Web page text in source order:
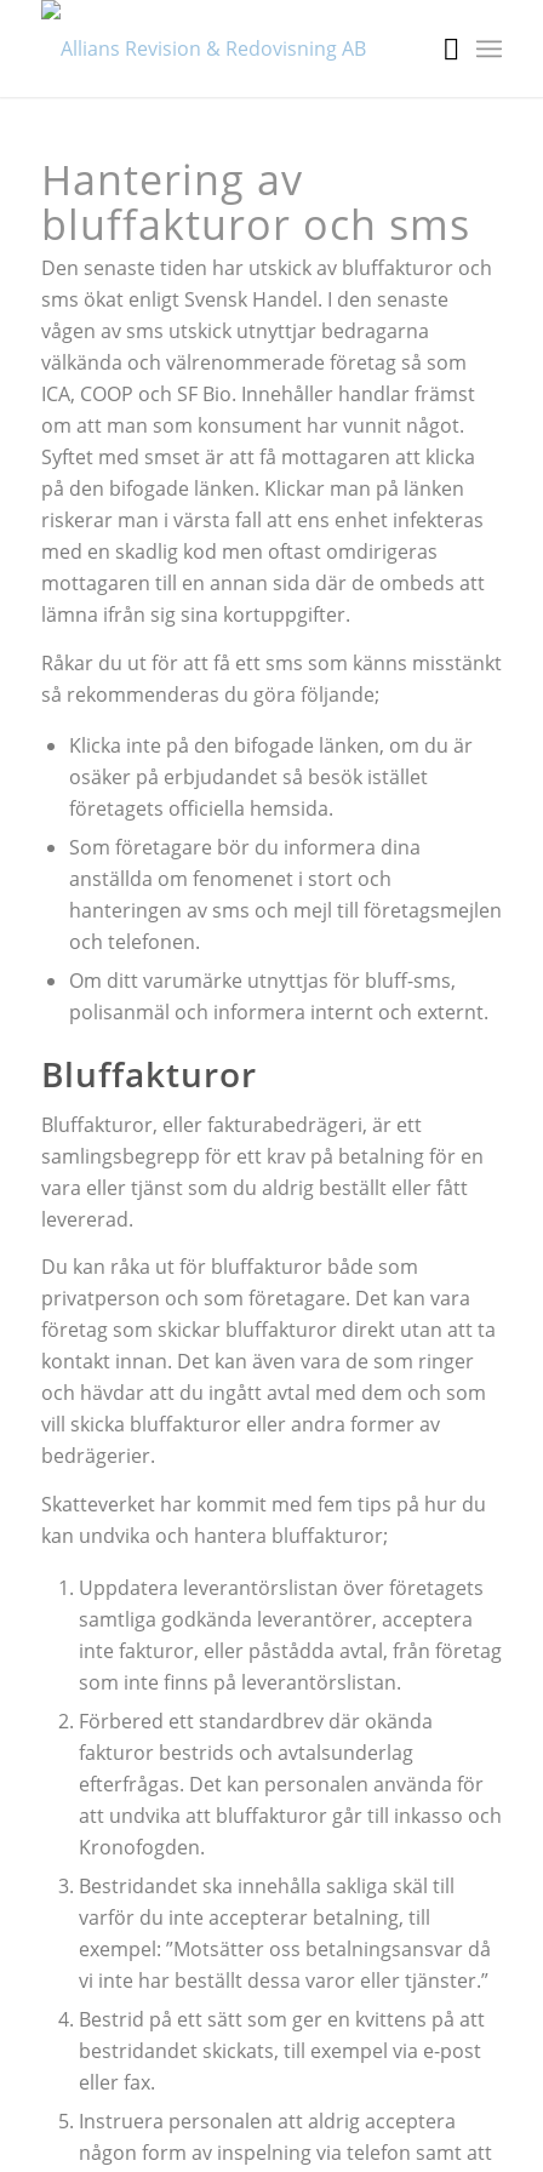
Hantering av
bluffakturor och sms
Den senaste tiden har utskick av bluffakturor och
sms ökat enligt Svensk Handel. I den senaste
vågen av sms utskick utnyttjar bedragarna
välkända och välrenommerade företag så som
ICA, COOP och SF Bio. Innehåller handlar främst
om att man som konsument har vunnit något.
Syftet med smset är att få mottagaren att klicka
på den bifogade länken. Klickar man på länken
riskerar man i värsta fall att ens enhet infekteras
med en skadlig kod men oftast omdirigeras
mottagaren till en annan sida där de ombeds att
lämna ifrån sig sina kortuppgifter.
Råkar du ut för att få ett sms som känns misstänkt
så rekommenderas du göra följande;
Klicka inte på den bifogade länken, om du är
osäker på erbjudandet så besök istället
företagets officiella hemsida.
Som företagare bör du informera dina
anställda om fenomenet i stort och
hanteringen av sms och mejl till företagsmejlen
och telefonen.
Om ditt varumärke utnyttjas för bluff-sms,
polisanmäl och informera internt och externt.
Bluffakturor
Bluffakturor, eller fakturabedrägeri, är ett
samlingsbegrepp för ett krav på betalning för en
vara eller tjänst som du aldrig beställt eller fått
levererad.
Du kan råka ut för bluffakturor både som
privatperson och som företagare. Det kan vara
företag som skickar bluffakturor direkt utan att ta
kontakt innan. Det kan även vara de som ringer
och hävdar att du ingått avtal med dem och som
vill skicka bluffakturor eller andra former av
bedrägerier.
Skatteverket har kommit med fem tips på hur du
kan undvika och hantera bluffakturor;
Uppdatera leverantörslistan över företagets
samtliga godkända leverantörer, acceptera
inte fakturor, eller påstådda avtal, från företag
som inte finns på leverantörslistan.
Förbered ett standardbrev där okända
fakturor bestrids och avtalsunderlag
efterfrågas. Det kan personalen använda för
att undvika att bluffakturor går till inkasso och
Kronofogden.
Bestridandet ska innehålla sakliga skäl till
varför du inte accepterar betalning, till
exempel: ”Motsätter oss betalningsansvar då
vi inte har beställt dessa varor eller tjänster.”
Bestrid på ett sätt som ger en kvittens på att
bestridandet skickats, till exempel via e-post
eller fax.
Instruera personalen att aldrig acceptera
någon form av inspelning via telefon samt att